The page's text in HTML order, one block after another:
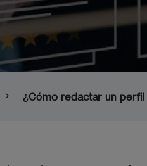
¿Cómo redactar un perfil